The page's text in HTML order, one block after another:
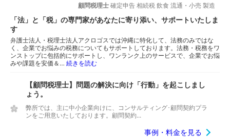
顧問税理士 確定申告 相続税 飲食 流通・小売 製造
「法」と「税」の専門家があなたに寄り添い、サポートいたしま
す
弁護士法人・税理士法人アクロゴスでは沖縄に特化して、法務のみではな
く、企業でお悩みの税務についてもサポートしております。法務・税務をワ
ンストップに包括的にサポートし、ワンランク上のサービスで、企業でお悩
みや課題を安価＆… 続きを読む
【顧問税理士】問題の解決に向け「行動」を起こしまし
ょう。
弊所では、主に中小企業向けに、コンサルティング･顧問契約プラ
ンをご用意いたしております。顧問契約...
事例・料金を見る